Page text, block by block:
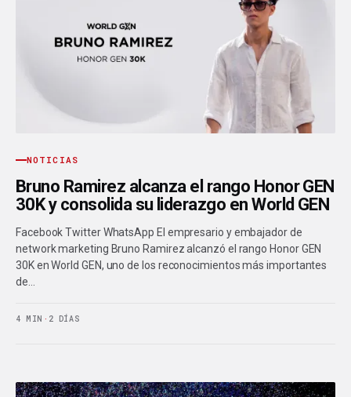
NOTICIAS
Bruno Ramirez alcanza el rango Honor GEN
30K y consolida su liderazgo en World GEN
Facebook Twitter WhatsApp El empresario y embajador de
network marketing Bruno Ramirez alcanzó el rango Honor GEN
30K en World GEN, uno de los reconocimientos más importantes
de…
4 MIN · 2 DÍAS